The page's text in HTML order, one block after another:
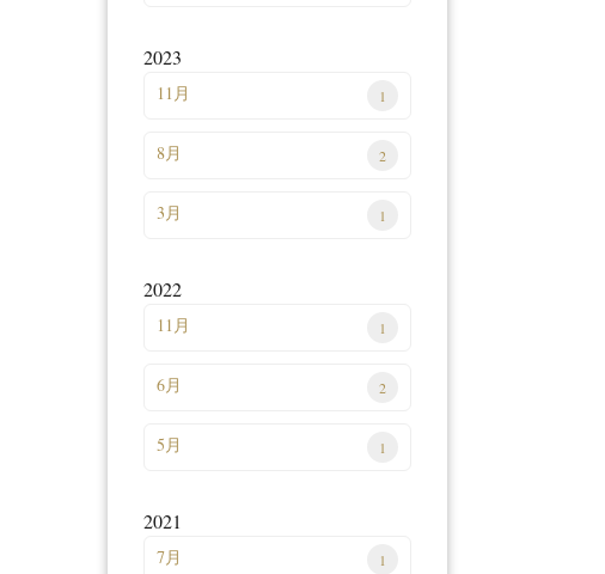
2023
11月 1
8月 2
3月 1
2022
11月 1
6月 2
5月 1
2021
7月 1